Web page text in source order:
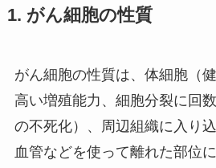
1. がん細胞の性質
がん細胞の性質は、体細胞（
高い増殖能力、細胞分裂に回
の不死化）、周辺組織に入り
血管などを使って離れた部位